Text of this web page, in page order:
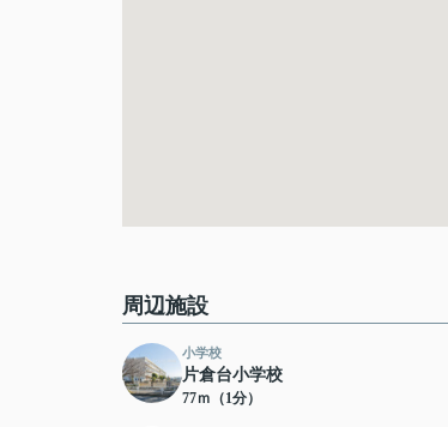
周辺施設
小学校
片倉台小学校
77ｍ（1分）